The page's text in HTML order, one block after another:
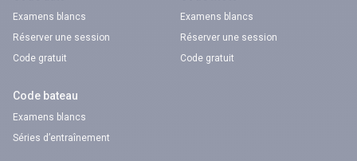
Examens blancs
Réserver une session
Code gratuit
Examens blancs
Réserver une session
Code gratuit
Code bateau
Examens blancs
Séries d’entraînement